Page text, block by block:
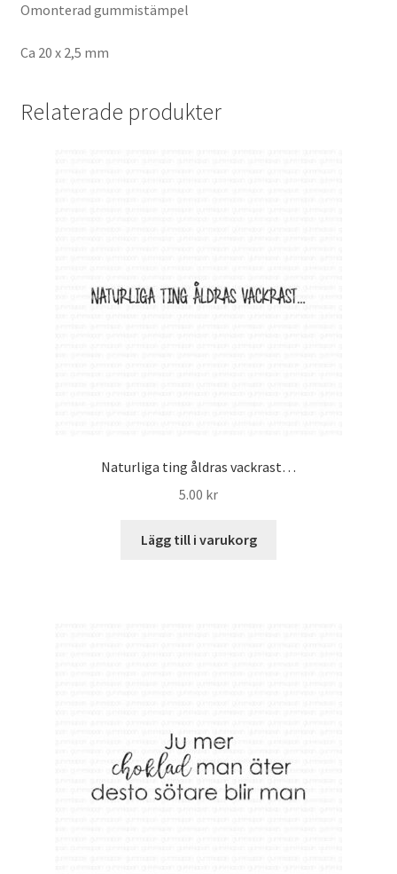
Omonterad gummistämpel
Ca 20 x 2,5 mm
Relaterade produkter
Naturliga ting åldras vackrast…
5.00 kr
Lägg till i varukorg